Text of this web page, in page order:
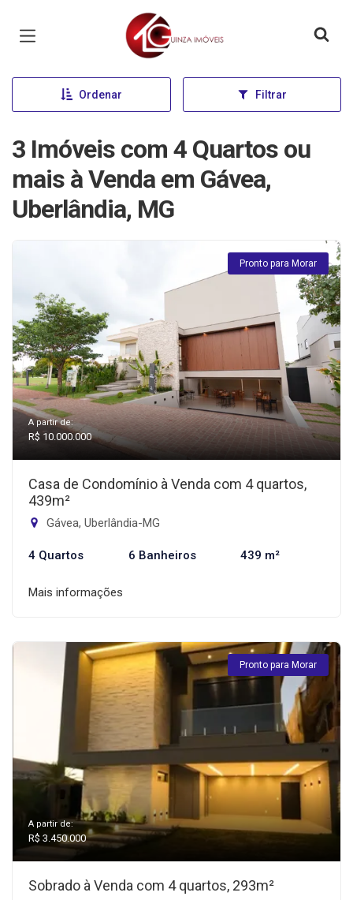
Página inicial
Ordenar Filtrar
3 Imóveis com 4 Quartos ou
mais à Venda em Gávea,
Uberlândia, MG
Pronto para Morar
A partir de:
R$ 10.000.000
Casa de Condomínio à Venda com 4 quartos,
439m²
Gávea, Uberlândia-MG
4 Quartos 6 Banheiros 439 m²
Mais informações
Pronto para Morar
A partir de:
R$ 3.450.000
Sobrado à Venda com 4 quartos, 293m²